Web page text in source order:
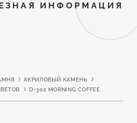
ИНФОРМАЦИЯ
АКРИЛОВЫЙ КАМЕНЬ
D-302 MORNING COFFEE